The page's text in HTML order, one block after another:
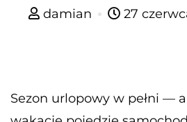
damian 27
Sezon urlopowy w pełni —